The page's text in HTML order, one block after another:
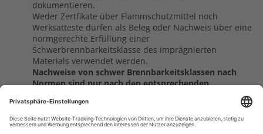
dokumentieren.
Weder Zertfikate über Flammschutzmittel noch
Werksatteste dürfen als Beleg oder Nachweis über eine
normgerechte Erfüllung einer
Schwerbrennbarkeitsklasse des imprägnierten
Materials verwendet werden.
Nachweise von schwer Brennbarkeitsklassen nach
Normen sind nur nach den entsprechenden
Materials von akkreditierten Prüfinstituten gegen
Kostenersatz erhältlich.Das Risiko des Erreichens der
geforderten Brandklassen trägt der Käufer.